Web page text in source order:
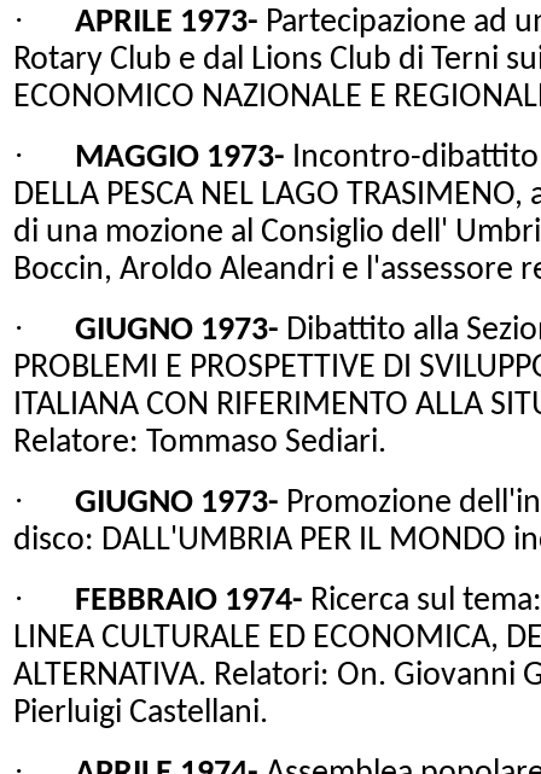
· APRILE 1973- Partecipazione ad
Rotary Club e dal Lions Club di Terni
ECONOMICO NAZIONALE E
· MAGGIO 1973- Incontro-dibattito
DELLA PESCA NEL LAGO
di una mozione al Consiglio dell'
Boccin, Aroldo Aleandri e l'assessore
· GIUGNO 1973- Dibattito alla
PROBLEMI E PROSPETTIVE DI
ITALIANA CON RIFERIMENTO ALLA
Relatore: Tommaso Sediari.
· GIUGNO 1973- Promozione
disco: DALL'UMBRIA PER IL MONDO
· FEBBRAIO 1974- Ricerca sul
LINEA CULTURALE ED ECONOMICA,
ALTERNATIVA. Relatori: On. Giovanni
Pierluigi Castellani.